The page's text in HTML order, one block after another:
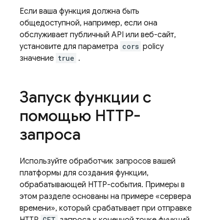
Если ваша функция должна быть
общедоступной, например, если она
обслуживает публичный API или веб-сайт,
установите для параметра cors policy
значение true .
Запуск функции с
помощью HTTP-
запроса
Используйте обработчик запросов вашей
платформы для создания функции,
обрабатывающей HTTP-события. Примеры в
этом разделе основаны на примере «сервера
времени», который срабатывает при отправке